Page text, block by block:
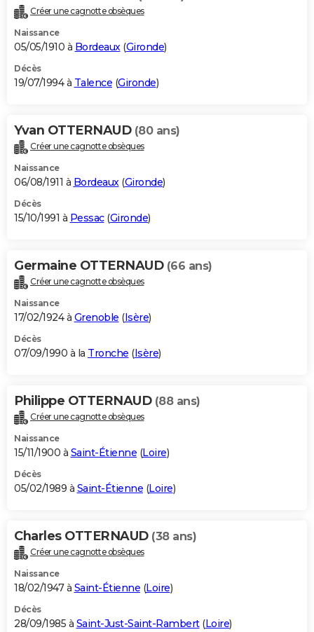
Créer une cagnotte obsèques
Naissance
05/05/1910 à Bordeaux(Gironde)
Décès
19/07/1994 à Talence (Gironde)
Yvan OTTERNAUD (80 ans)
Créer une cagnotte obsèques
Naissance
06/08/1911 à Bordeaux(Gironde)
Décès
15/10/1991 à Pessac(Gironde)
Germaine OTTERNAUD (66 ans)
Créer une cagnotte obsèques
Naissance
17/02/1924 à Grenoble (Isère)
Décès
07/09/1990 à la Tronche (Isère)
Philippe OTTERNAUD (88 ans)
Créer une cagnotte obsèques
Naissance
15/11/1900 à Saint-Étienne (Loire)
Décès
05/02/1989 à Saint-Étienne (Loire)
Charles OTTERNAUD (38 ans)
Créer une cagnotte obsèques
Naissance
18/02/1947 à Saint-Étienne (Loire)
Décès
28/09/1985 à Saint-Just-Saint-Rambert(Loire)